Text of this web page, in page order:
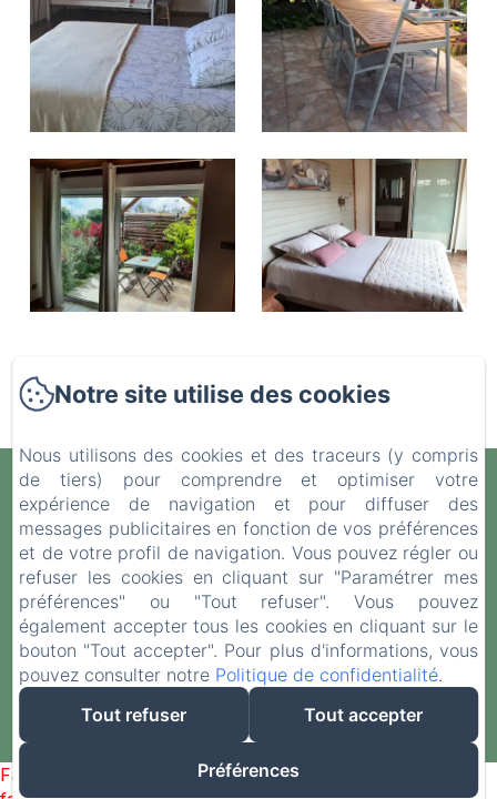
LA CROISÉE DES SENTIERS
Politique de confidentialitéInformations légales
Informations sur les cookies
21 Chem. du Stade, Grand-Ilet, Salazie 97433,
La Réunion, Salazie, 97433, France
lacroiseedessentiers974@gmail.com
262 692 315197
Créé par Amenitiz
Failed to load BookingEngine/index: Loading chunk 1322
Notre site utilise des cookies
Nous utilisons des cookies et des traceurs (y compris
de tiers) pour comprendre et optimiser votre
expérience de navigation et pour diffuser des
messages publicitaires en fonction de vos préférences
et de votre profil de navigation. Vous pouvez régler ou
refuser les cookies en cliquant sur "Paramétrer mes
préférences" ou "Tout refuser". Vous pouvez
également accepter tous les cookies en cliquant sur le
bouton "Tout accepter". Pour plus d'informations, vous
pouvez consulter notre Politique de confidentialité.
Tout refuser
Tout accepter
Préférences